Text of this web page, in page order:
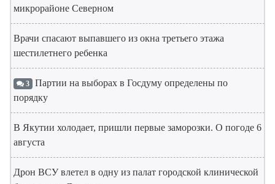
микрорайоне Северном
Врачи спасают выпавшего из окна третьего этажа
шестилетнего ребенка
3 Партии на выборах в Госдуму определены по
порядку
В Якутии холодает, пришли первые заморозки. О погоде 6
августа
Дрон ВСУ влетел в одну из палат городской клинической